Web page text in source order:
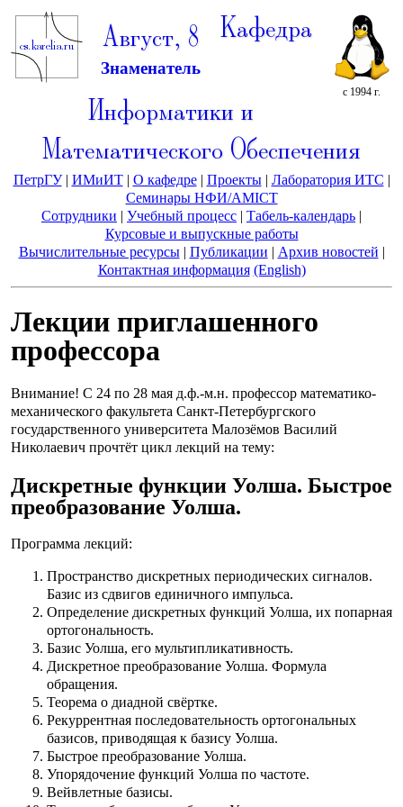
Август, 8
Знаменатель
с 1994 г.
Кафедра
Информатики и
Математического Обеспечения
ПетрГУ| ИМиИТ| О кафедре| Проекты| Лаборатория ИТС |
Семинары НФИ/AMICT
Сотрудники | Учебный процесс | Табель-календарь |
Курсовые и выпускные работы
Вычислительные ресурсы| Публикации | Архив новостей |
Контактная информация (English)
Лекции приглашенного
профессора
Внимание! С 24 по 28 мая д.ф.-м.н. профессор математико-
механического факультета Санкт-Петербургского
государственного университета Малозёмов Василий
Николаевич прочтёт цикл лекций на тему:
Дискретные функции Уолша. Быстрое
преобразование Уолша.
Программа лекций:
Пространство дискретных периодических сигналов.
Базис из сдвигов единичного импульса.
Определение дискретных функций Уолша, их попарная
ортогональность.
Базис Уолша, его мультипликативность.
Дискретное преобразование Уолша. Формула
обращения.
Теорема о диадной свёртке.
Рекуррентная последовательность ортогональных
базисов, приводящая к базису Уолша.
Быстрое преобразование Уолша.
Упорядочение функций Уолша по частоте.
Вейвлетные базисы.